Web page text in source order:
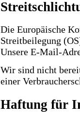
Die Europäische
Streitbeilegung
Unsere E-Mail-
Wir sind nicht
einer
Haftung für